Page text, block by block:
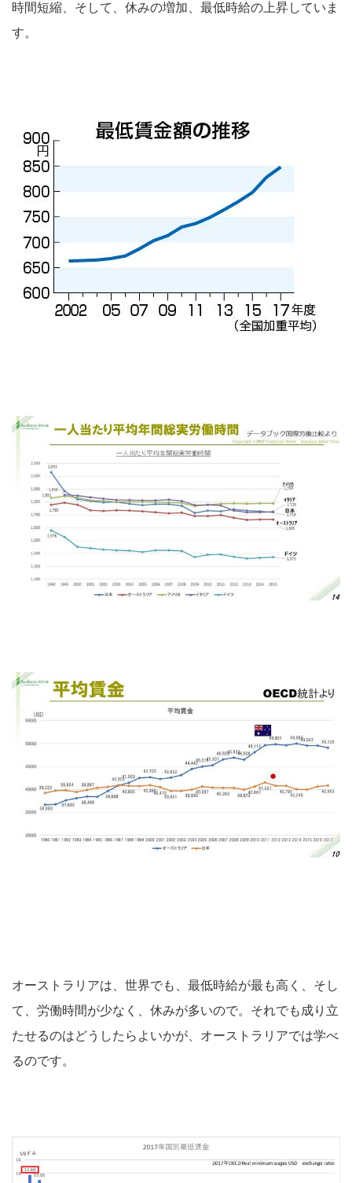
時間短縮、そして、休みの増加、最低時給の上昇していま
す。
オーストラリアは、世界でも、最低時給が最も高く、そし
て、労働時間が少なく、休みが多いので。それでも成り立
たせるのはどうしたらよいかが、オーストラリアでは学べ
るのです。